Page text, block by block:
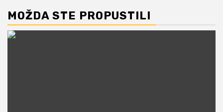
MOŽDA STE PROPUSTILI